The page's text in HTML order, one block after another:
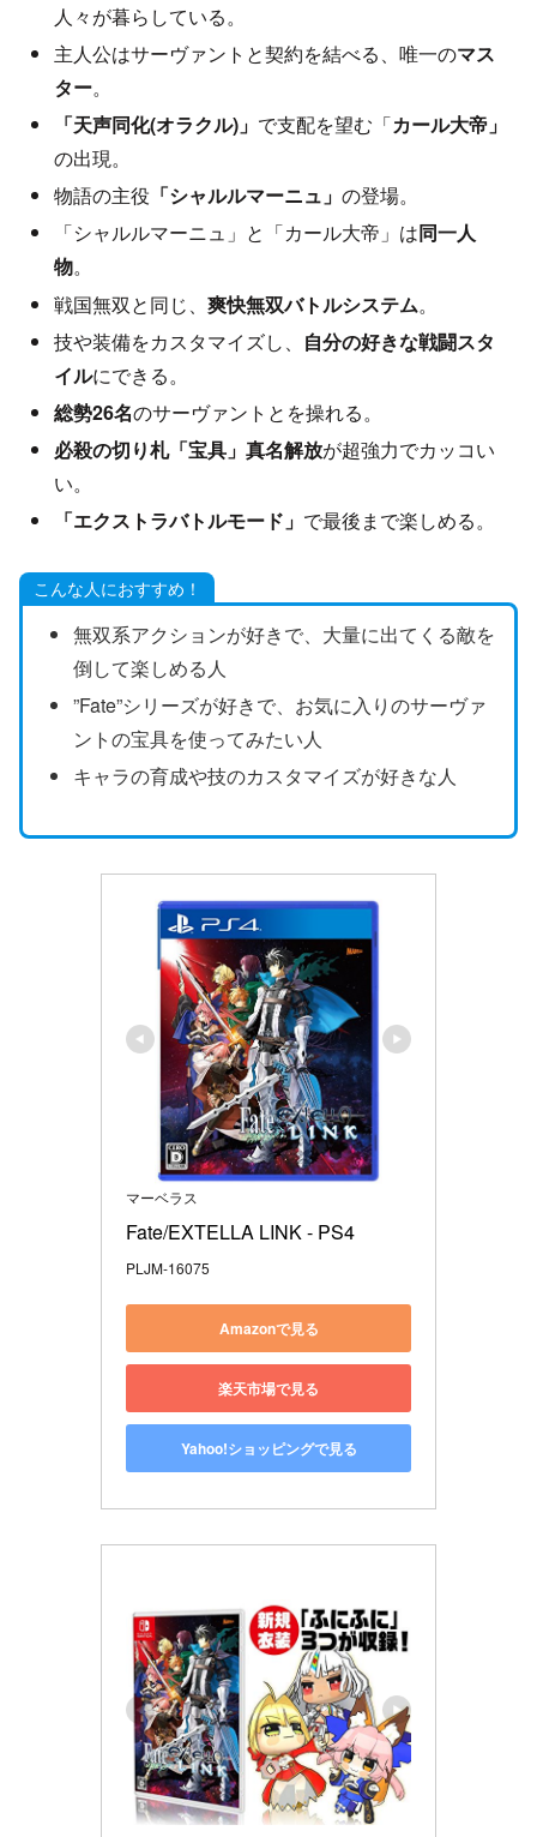
人々が暮らしている。
主人公はサーヴァントと契約を結べる、唯一のマス
ター。
「天声同化(オラクル)」 で支配を望む「カール大帝」
の出現。
物語の主役 「シャルルマーニュ」の登場。
「シャルルマーニュ」と「カール大帝」は同一人
物。
戦国無双と同じ、爽快無双バトルシステム。
技や装備をカスタマイズし、 自分の好きな戦闘スタ
イルにできる。
総勢26名のサーヴァントとを操れる。
必殺の切り札「宝具」真名解放が超強力でカッコい
い。
「エクストラバトルモード」 で最後まで楽しめる。
こんな人におすすめ！
無双系アクションが好きで、大量に出てくる敵を
倒して楽しめる人
”Fate”シリーズが好きで、お気に入りのサーヴァ
ントの宝具を使ってみたい人
キャラの育成や技のカスタマイズが好きな人
マーベラス
Fate/EXTELLA LINK - PS4
PLJM-16075
Amazonで見る
楽天市場で見る
Yahoo!ショッピングで見る